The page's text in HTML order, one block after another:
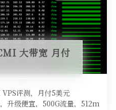
大带宽 月付
评测，月付5美元
升级便宜，500G流量，512m